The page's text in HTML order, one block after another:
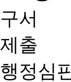
행정심